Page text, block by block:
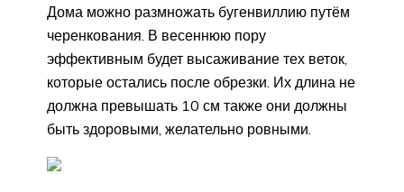
Дома можно размножать бугенвиллию путём
черенкования. В весеннюю пору
эффективным будет высаживание тех веток,
которые остались после обрезки. Их длина не
должна превышать 10 см также они должны
быть здоровыми, желательно ровными.